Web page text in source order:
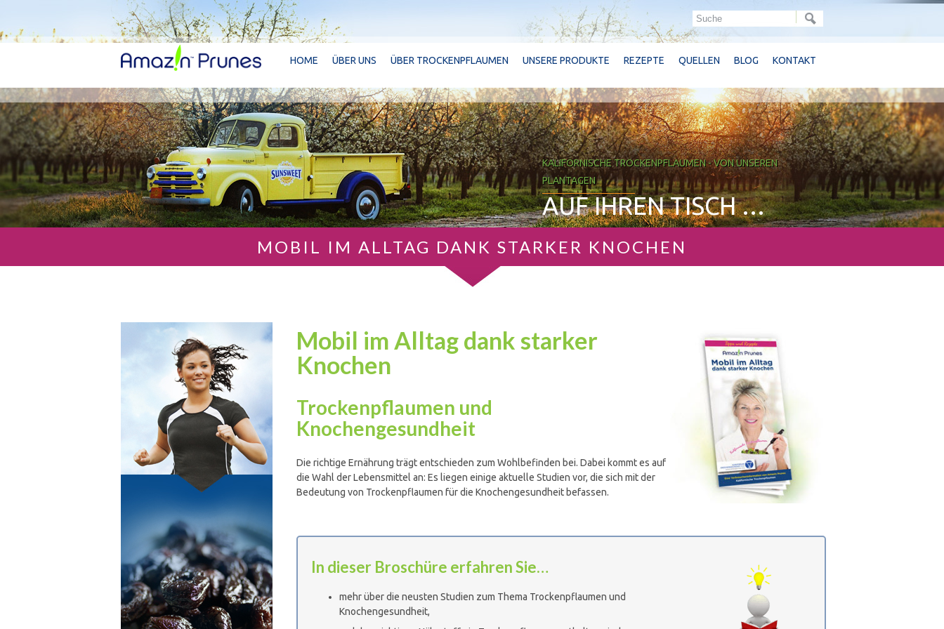
KALIFORNISCHE TROCKENPFLAUMEN - VON UNSEREN
PLANTAGEN
AUF IHREN TISCH …
HOME ÜBER UNS ÜBER TROCKENPFLAUMEN UNSERE PRODUKTE REZEPTE QUELLEN BLOG KONTAKT
MOBIL IM ALLTAG DANK STARKER KNOCHEN
Mobil im Alltag dank starker
Knochen
Trockenpflaumen und
Knochengesundheit
Die richtige Ernährung trägt entschieden zum Wohlbefinden bei. Dabei kommt es auf
die Wahl der Lebensmittel an: Es liegen einige aktuelle Studien vor, die sich mit der
Bedeutung von Trockenpflaumen für die Knochengesundheit befassen.
In dieser Broschüre erfahren Sie…
mehr über die neusten Studien zum Thema Trockenpflaumen und
Knochengesundheit,